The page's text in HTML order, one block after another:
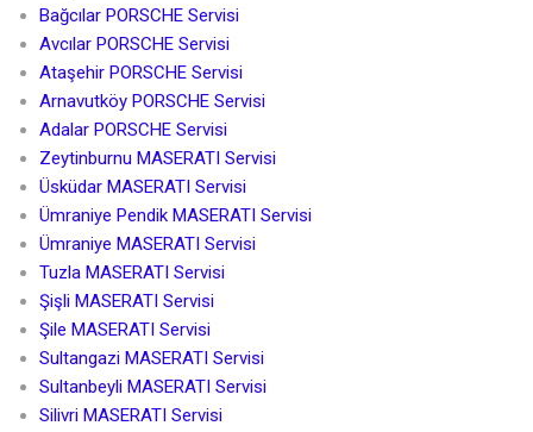
Bağcılar PORSCHE Servisi
Avcılar PORSCHE Servisi
Ataşehir PORSCHE Servisi
Arnavutköy PORSCHE Servisi
Adalar PORSCHE Servisi
Zeytinburnu MASERATI Servisi
Üsküdar MASERATI Servisi
Ümraniye Pendik MASERATI Servisi
Ümraniye MASERATI Servisi
Tuzla MASERATI Servisi
Şişli MASERATI Servisi
Şile MASERATI Servisi
Sultangazi MASERATI Servisi
Sultanbeyli MASERATI Servisi
Silivri MASERATI Servisi